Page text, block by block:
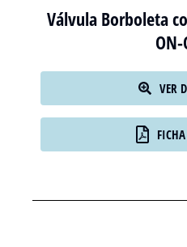
Válvula Borboleta
ON-
VER